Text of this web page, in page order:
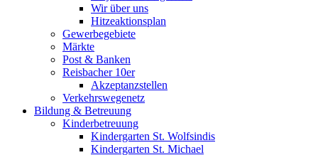
Wir über uns
Hitzeaktionsplan
Gewerbegebiete
Märkte
Post & Banken
Reisbacher 10er
Akzeptanzstellen
Verkehrswegenetz
Bildung & Betreuung
Kinderbetreuung
Kindergarten St. Wolfsindis
Kindergarten St. Michael